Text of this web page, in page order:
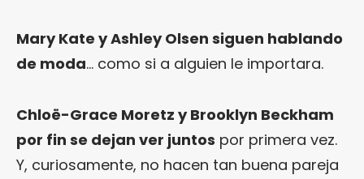
Mary Kate y Ashley Olsen siguen hablando
de moda… como si a alguien le importara.
Chloë-Grace Moretz y Brooklyn Beckham
por fin se dejan ver juntos por primera vez.
Y, curiosamente, no hacen tan buena pareja